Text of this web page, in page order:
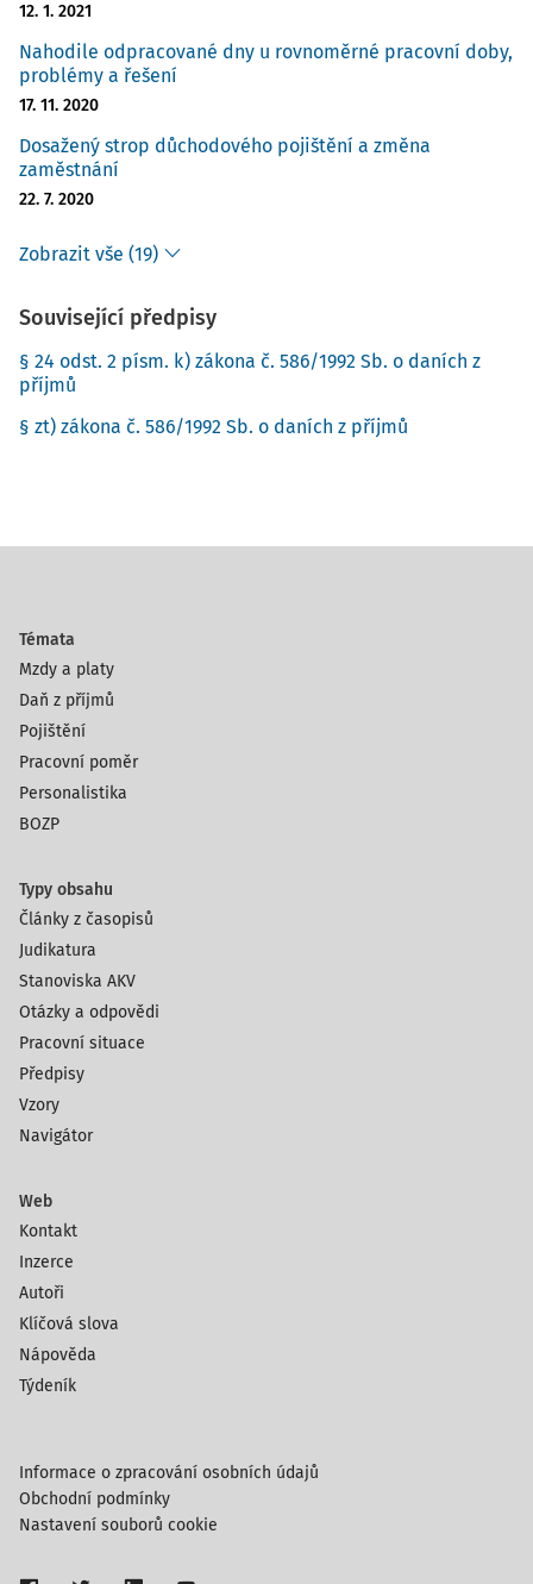
12. 1. 2021
Nahodile odpracované dny u rovnoměrné pracovní doby,
problémy a řešení
17. 11. 2020
Dosažený strop důchodového pojištění a změna
zaměstnání
22. 7. 2020
Zobrazit vše (19)
Související předpisy
§ 24 odst. 2 písm. k) zákona č. 586/1992 Sb. o daních z
příjmů
§ zt) zákona č. 586/1992 Sb. o daních z příjmů
Témata
Mzdy a platy
Daň z příjmů
Pojištění
Pracovní poměr
Personalistika
BOZP
Typy obsahu
Články z časopisů
Judikatura
Stanoviska AKV
Otázky a odpovědi
Pracovní situace
Předpisy
Vzory
Navigátor
Web
Kontakt
Inzerce
Autoři
Klíčová slova
Nápověda
Týdeník
Informace o zpracování osobních údajů
Obchodní podmínky
Nastavení souborů cookie